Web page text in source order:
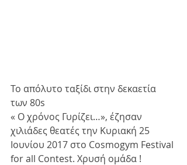
Το απόλυτο ταξίδι στην δεκαετία
των 80s
« Ο χρόνος Γυρίζει…», έζησαν
χιλιάδες θεατές την Κυριακή 25
Ιουνίου 2017 στο Cosmogym Festival
for all Contest. Χρυσή ομάδα !